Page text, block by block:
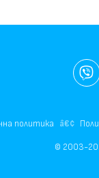
политика
© 2003-